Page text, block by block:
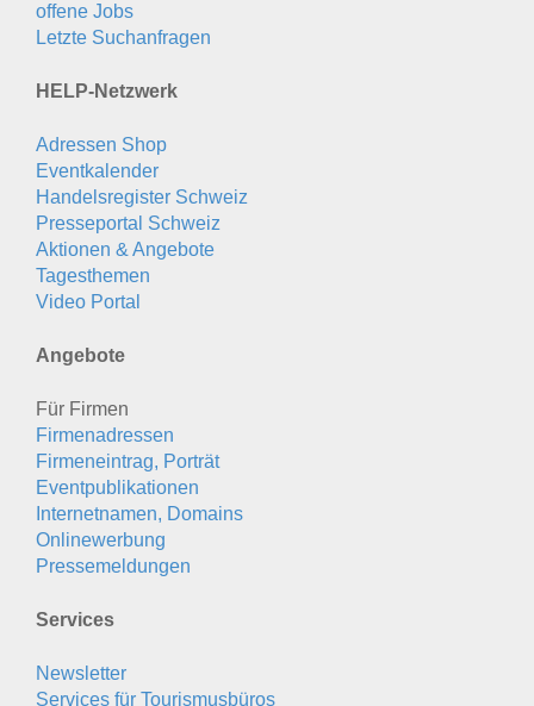
offene Jobs
Letzte Suchanfragen
HELP-Netzwerk
Adressen Shop
Eventkalender
Handelsregister Schweiz
Presseportal Schweiz
Aktionen & Angebote
Tagesthemen
Video Portal
Angebote
Für Firmen
Firmenadressen
Firmeneintrag, Porträt
Eventpublikationen
Internetnamen, Domains
Onlinewerbung
Pressemeldungen
Services
Newsletter
Services für Tourismusbüros